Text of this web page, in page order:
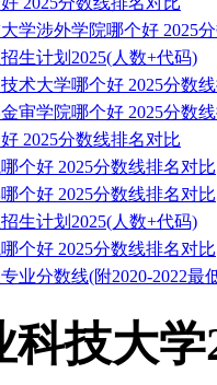
学涉外学院哪个好 2025
生计划2025(人数+代码)
术大学哪个好 2025分数
审学院哪个好 2025分数
2025分数线排名对比
个好 2025分数线排名对比
个好 2025分数线排名对比
生计划2025(人数+代码)
个好 2025分数线排名对比
业分数线(附2020-2022最
技大